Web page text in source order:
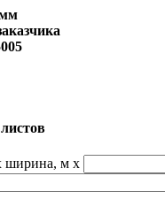
ширина, м x